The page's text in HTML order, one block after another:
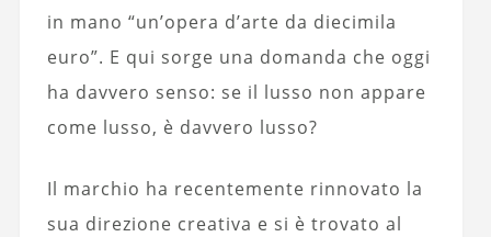
in mano “un’opera d’arte da diecimila
euro”. E qui sorge una domanda che oggi
ha davvero senso: se il lusso non appare
come lusso, è davvero lusso?
Il marchio ha recentemente rinnovato la
sua direzione creativa e si è trovato al